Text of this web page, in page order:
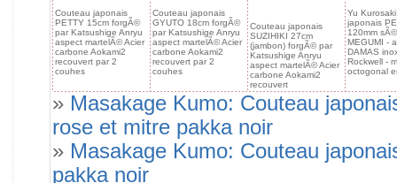
Couteau japonais
PETTY 15cm forgÃ©
par Katsushige Anryu
aspect martelÃ© Acier
carbone Aokami2
recouvert par 2
couhes
Couteau japonais
GYUTO 18cm forgÃ©
par Katsushige Anryu
aspect martelÃ© Acier
carbone Aokami2
recouvert par 2
couhes
Couteau japonais
SUZIHIKI 27cm
(jambon) forgÃ© par
Katsushige Anryu
aspect martelÃ© Acier
carbone Aokami2
recouvert
Yu
japonais
120mm
MEGUMI -
DAMAS
Rockwell -
octogonal
» Masakage Kumo: Couteau
rose et mitre pakka noir
» Masakage Kumo: Couteau
pakka noir